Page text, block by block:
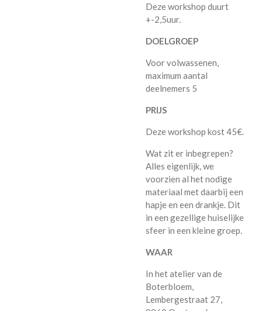
Deze workshop duurt
+-2,5uur.
DOELGROEP
Voor volwassenen,
maximum aantal
deelnemers 5
PRIJS
Deze workshop kost 45€.
Wat zit er inbegrepen?
Alles eigenlijk, we
voorzien al het nodige
materiaal met daarbij een
hapje en een drankje. Dit
in een gezellige huiselijke
sfeer in een kleine groep.
WAAR
In het atelier van de
Boterbloem,
Lembergestraat 27,